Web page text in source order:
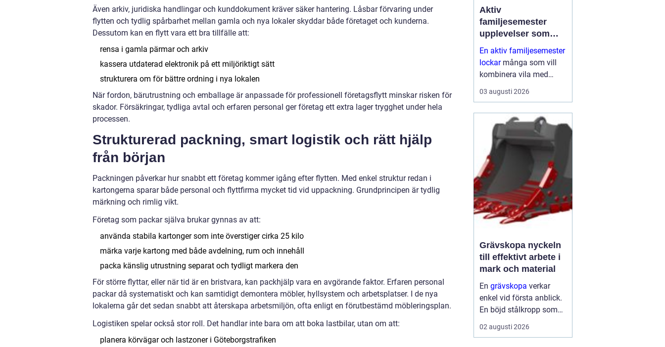
Även arkiv, juridiska handlingar och kunddokument kräver säker hantering. Låsbar förvaring under
flytten och tydlig spårbarhet mellan gamla och nya lokaler skyddar både företaget och kunderna.
Dessutom kan en flytt vara ett bra tillfälle att:
rensa i gamla pärmar och arkiv
kassera utdaterad elektronik på ett miljöriktigt sätt
strukturera om för bättre ordning i nya lokalen
När fordon, bärutrustning och emballage är anpassade för professionell företagsflytt minskar risken för
skador. Försäkringar, tydliga avtal och erfaren personal ger företag ett extra lager trygghet under hela
processen.
Strukturerad packning, smart logistik och rätt hjälp
från början
Packningen påverkar hur snabbt ett företag kommer igång efter flytten. Med enkel struktur redan i
kartongerna sparar både personal och flyttfirma mycket tid vid uppackning. Grundprincipen är tydlig
märkning och rimlig vikt.
Företag som packar själva brukar gynnas av att:
använda stabila kartonger som inte överstiger cirka 25 kilo
märka varje kartong med både avdelning, rum och innehåll
packa känslig utrustning separat och tydligt markera den
För större flyttar, eller när tid är en bristvara, kan packhjälp vara en avgörande faktor. Erfaren personal
packar då systematiskt och kan samtidigt demontera möbler, hyllsystem och arbetsplatser. I de nya
lokalerna går det sedan snabbt att återskapa arbetsmiljön, ofta enligt en förutbestämd möbleringsplan.
Logistiken spelar också stor roll. Det handlar inte bara om att boka lastbilar, utan om att:
planera körvägar och lastzoner i Göteborgstrafiken
Aktiv
familjesemester
upplevelser som
alla i familjen minns
En aktiv familjesemester
lockarmånga som vill
kombinera vila med
rörelse, gemenskap och
naturupplevelser. I stället
poolen söker fler familjer
resor där både barn och
vu...
03 augusti 2026
Grävskopa nyckeln
till effektivt arbete i
mark och material
En grävskopa verkar
enkel vid första anblick.
En böjd stålkropp som
flyttar jord, sten eller
schaktmassor från en
02 augusti 2026